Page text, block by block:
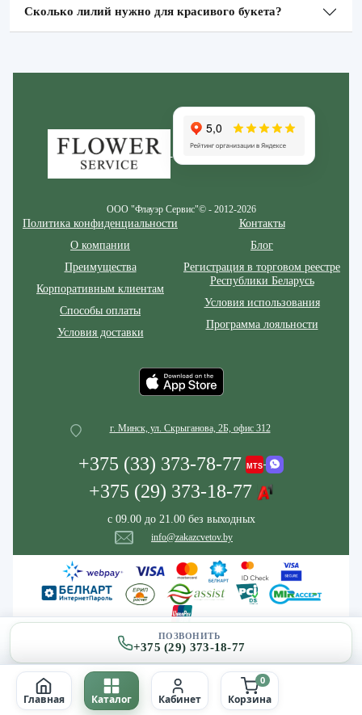
ПОЗВОНИТЬ
+375 (29) 373-18-77
Главная Каталог Кабинет Корзина
0
Сколько лилий нужно для красивого букета?
ООО "Флауэр Сервис"© - 2012-2026
Политика конфиденциальности
О компании
Преимущества
Корпоративным клиентам
Способы оплаты
Условия доставки
Контакты
Блог
Регистрация в торговом реестре
Республики Беларусь
Условия использования
Программа лояльности
г. Минск, ул. Скрыганова, 2Б, офис 312
+375 (33) 373-78-77
+375 (29) 373-18-77
с 09.00 до 21.00 без выходных
info@zakazcvetov.by